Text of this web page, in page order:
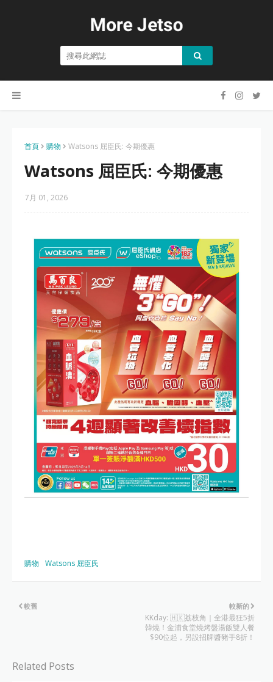
首頁 購物 Watsons 屈臣氏: 今期優惠
Watsons 屈臣氏: 今期優惠
7月 01, 2026
購物 Watsons 屈臣氏
較新的
KKday: 🇭🇰荔枝角｜全港最狂5折
韓燒！金浦食堂燒烤盤湯飯雙人餐
$90位起，另設招牌醬豬手8折！
較舊
Related Posts